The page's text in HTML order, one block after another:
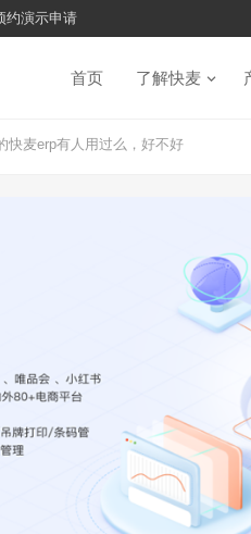
约演示申请
首页 了解快麦
快麦erp有人用过么，好不好